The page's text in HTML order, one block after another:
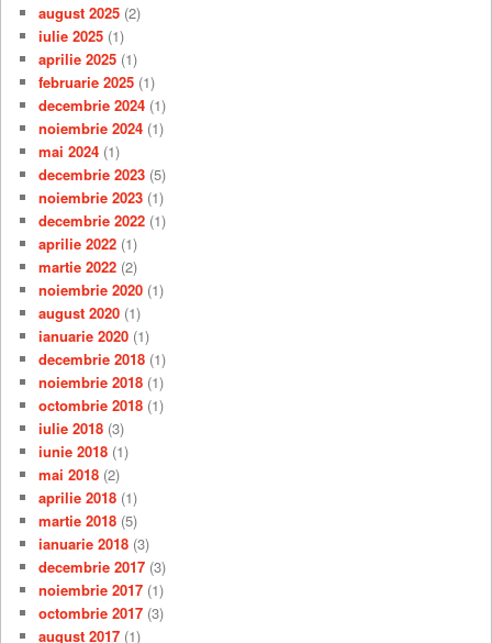
august 2025(2)
iulie 2025(1)
aprilie 2025(1)
februarie 2025(1)
decembrie 2024(1)
noiembrie 2024(1)
mai 2024(1)
decembrie 2023(5)
noiembrie 2023(1)
decembrie 2022(1)
aprilie 2022(1)
martie 2022(2)
noiembrie 2020(1)
august 2020(1)
ianuarie 2020(1)
decembrie 2018(1)
noiembrie 2018(1)
octombrie 2018(1)
iulie 2018(3)
iunie 2018(1)
mai 2018(2)
aprilie 2018(1)
martie 2018(5)
ianuarie 2018(3)
decembrie 2017(3)
noiembrie 2017(1)
octombrie 2017(3)
august 2017(1)